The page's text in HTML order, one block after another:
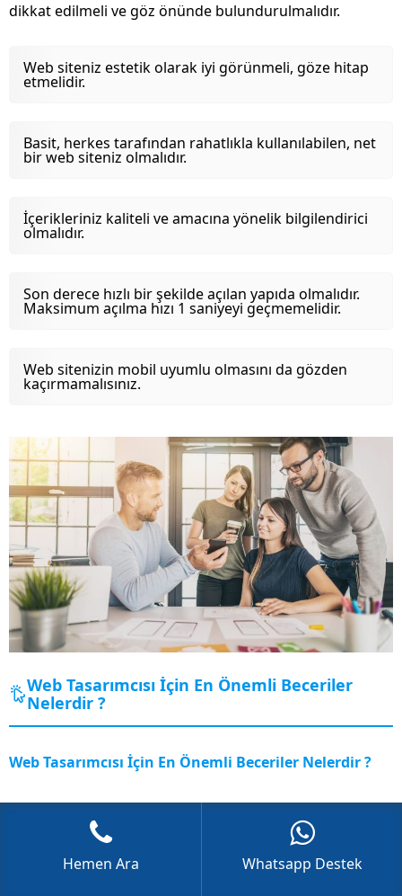
dikkat edilmeli ve göz önünde bulundurulmalıdır.
Web siteniz estetik olarak iyi görünmeli, göze hitap
etmelidir.
Basit, herkes tarafından rahatlıkla kullanılabilen, net
bir web siteniz olmalıdır.
İçerikleriniz kaliteli ve amacına yönelik bilgilendirici
olmalıdır.
Son derece hızlı bir şekilde açılan yapıda olmalıdır.
Maksimum açılma hızı 1 saniyeyi geçmemelidir.
Web sitenizin mobil uyumlu olmasını da gözden
kaçırmamalısınız.
Web Tasarımcısı İçin En Önemli Beceriler
Nelerdir ?
Web Tasarımcısı İçin En Önemli Beceriler Nelerdir ?
Web tasarımınızı gerçekleştiren firmadaki tasarımcıların
mutlaka sahip olması gereken beceriler bulunuyor.
İnteraktifplus ile sizlere hizmet veren ekip
GÖKHAN GÖKMEN
Cevap Yaz
Hemen Ara Whatsapp Destek